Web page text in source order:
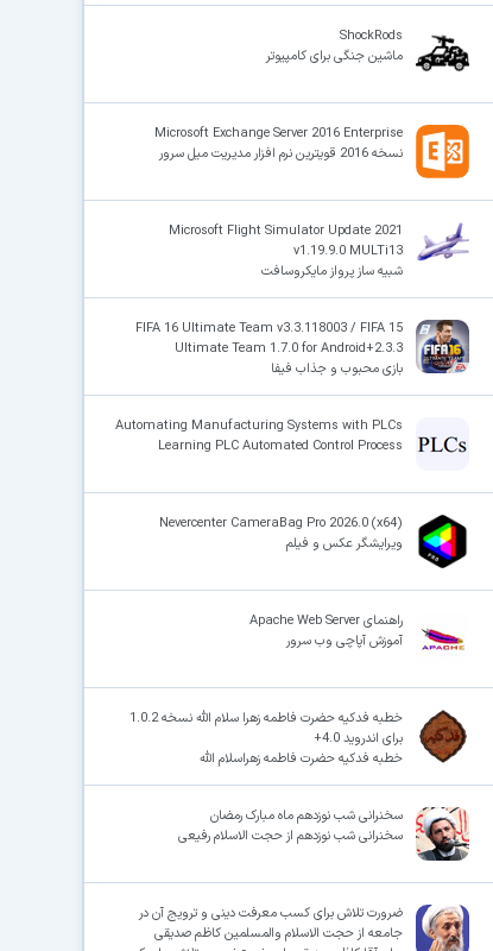
ShockRods
ماشین جنگی برای کامپیوتر
Microsoft Exchange Server 2016 Enterprise
نسخه 2016 قویترین نرم افزار مدیریت میل سرور
Microsoft Flight Simulator Update 2021
v1.19.9.0 MULTi13
شبیه ساز پرواز مایکروسافت
FIFA 16 Ultimate Team v3.3.118003 / FIFA 15
Ultimate Team 1.7.0 for Android+2.3.3
بازی محبوب و جذاب فیفا
Automating Manufacturing Systems with PLCs
Learning PLC Automated Control Process
Nevercenter CameraBag Pro 2026.0 (x64)
ویرایشگر عکس و فیلم
راهنمای Apache Web Server
آموزش آپاچی وب سرور
خطبه فدکیه حضرت فاطمه زهرا سلام الله نسخه 1.0.2
برای اندروید 4.0+
خطبه فدکیه حضرت فاطمه زهراسلام الله
سخنرانی شب نوزدهم ماه مبارک رمضان
سخنرانی شب نوزدهم از حجت الاسلام رفیعی
ضرورت تلاش برای کسب معرفت دینی و ترویج آن در
جامعه از حجت الاسلام والمسلمین کاظم صدیقی